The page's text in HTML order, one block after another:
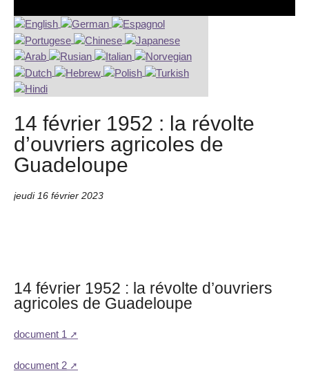
14 février 1952 : la révolte
d’ouvriers agricoles de
Guadeloupe
jeudi 16 février 2023
14 février 1952 : la révolte d’ouvriers
agricoles de Guadeloupe
document 1
document 2